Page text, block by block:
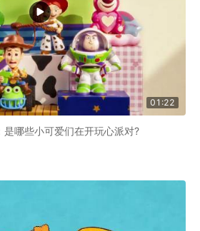
01:22
哪些小可爱们在开玩心派对?